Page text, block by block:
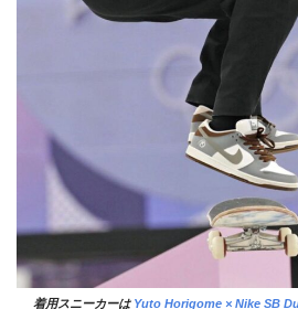
着用スニーカーは Yuto Horigome × Nike SB